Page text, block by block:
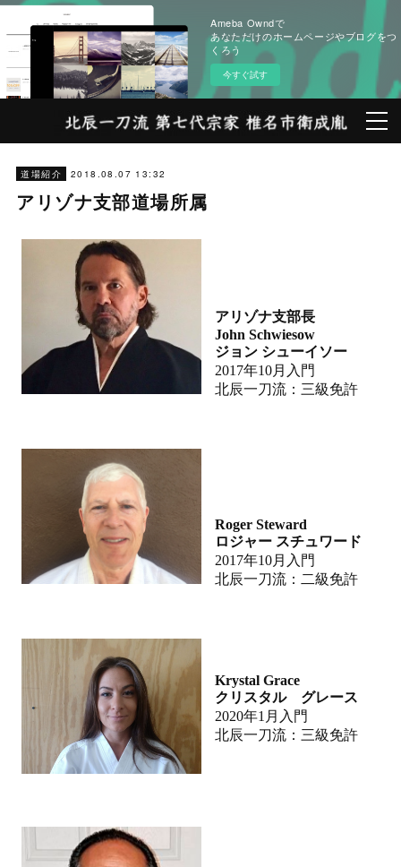
Ameba Owndで
あなただけのホームページやブログをつ
くろう
今すぐ試す
道場紹介 2018.08.07 13:32
アリゾナ支部道場所属